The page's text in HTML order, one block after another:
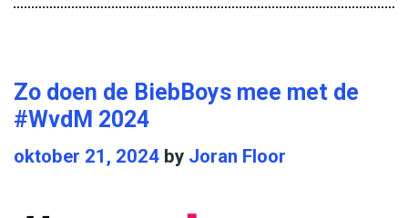
g
m
r
i
s
Zo doen de BiebBoys mee met de
#WvdM 2024
oktober 21, 2024 by Joran Floor